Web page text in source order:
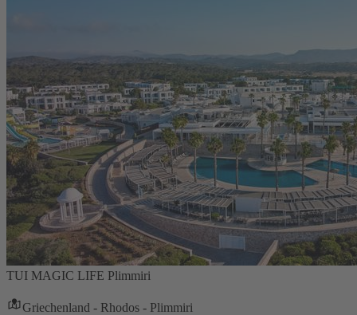
TUI MAGIC LIFE Plimmiri
Griechenland - Rhodos - Plimmiri